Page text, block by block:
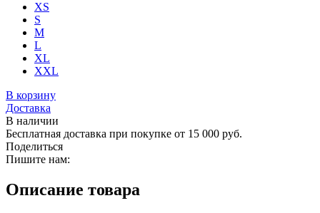
XS
S
M
L
XL
XXL
В корзину
Доставка
В наличии
Бесплатная доставка при покупке от 15 000 руб.
Поделиться
Пишите нам:
Описание товара